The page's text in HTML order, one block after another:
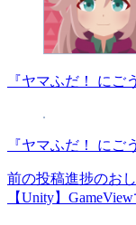
『ヤマふだ！ にご
『ヤマふだ！ にご
投
稿
前の投稿進捗のお
【Unity】